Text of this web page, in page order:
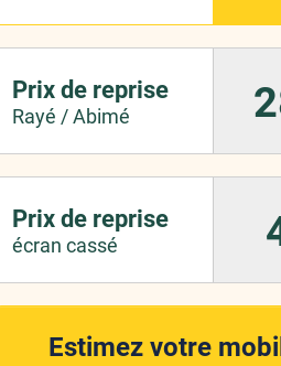
Prix de reprise
Rayé / Abimé
Prix de reprise
écran cassé
Estimez votre